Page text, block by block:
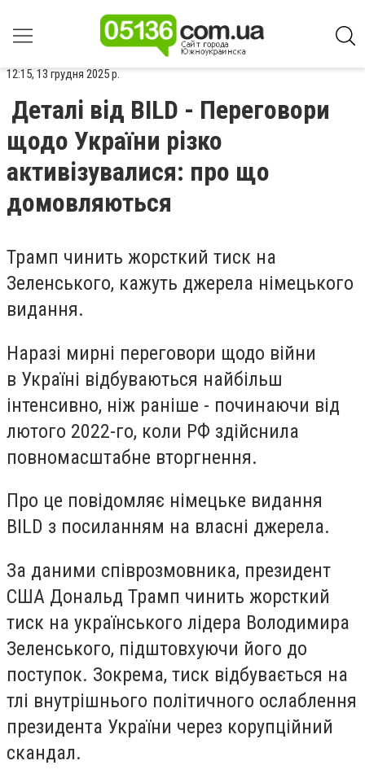
12:15, 13 грудня 2025 р.
Деталі від BILD - Переговори
щодо України різко
активізувалися: про що
домовляються
Трамп чинить жорсткий тиск на
Зеленського, кажуть джерела німецького
видання.
Наразі мирні переговори щодо війни
в Україні відбуваються найбільш
інтенсивно, ніж раніше - починаючи від
лютого 2022-го, коли РФ здійснила
повномасштабне вторгнення.
Про це повідомляє німецьке видання
BILD з посиланням на власні джерела.
За даними співрозмовника, президент
США Дональд Трамп чинить жорсткий
тиск на українського лідера Володимира
Зеленського, підштовхуючи його до
поступок. Зокрема, тиск відбувається на
тлі внутрішнього політичного ослаблення
президента України через корупційний
скандал.